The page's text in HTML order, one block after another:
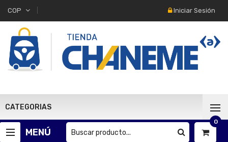
COP Iniciar Sesión
CATEGORIAS
MENÚ
0